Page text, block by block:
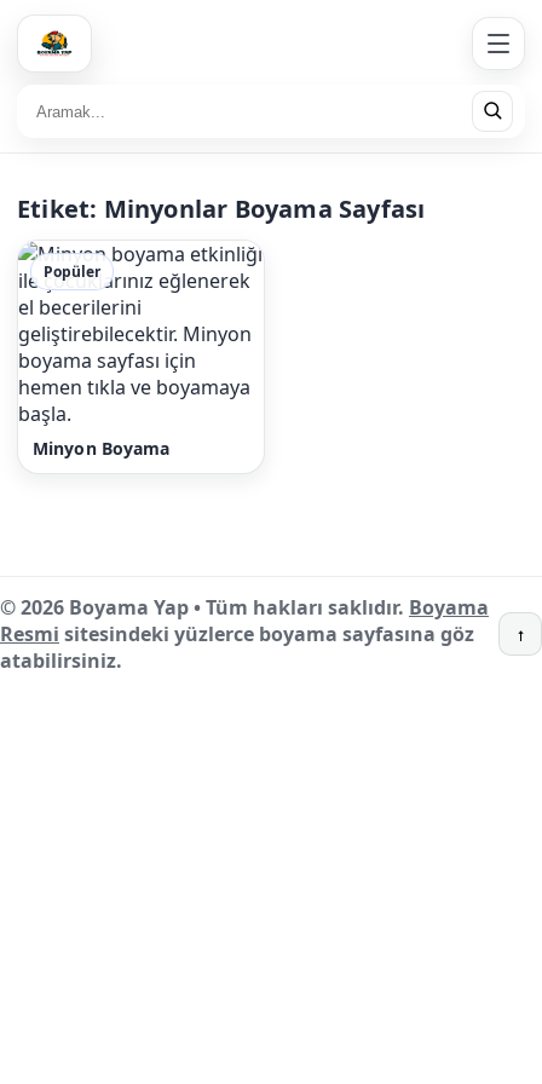
Etiket: Minyonlar Boyama Sayfası
Popüler
Minyon Boyama
© 2026 Boyama Yap • Tüm hakları saklıdır. Boyama
Resmi sitesindeki yüzlerce boyama sayfasına göz
atabilirsiniz.
↑